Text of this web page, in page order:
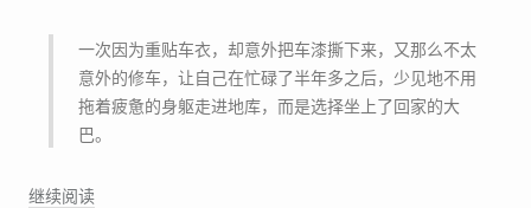
一次因为重贴车衣，却意外把车漆撕下来，又那么不太
意外的修车，让自己在忙碌了半年多之后，少见地不用
拖着疲惫的身躯走进地库，而是选择坐上了回家的大
巴。
继续阅读游